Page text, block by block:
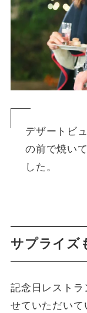
デザートビ
の前で焼い
した。
サプライズ
記念日レストラ
せていただい